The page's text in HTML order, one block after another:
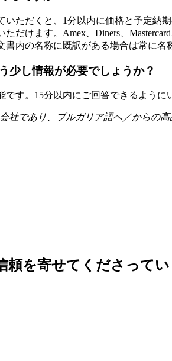
いただくと、1分以内に価格と予定納
だけます。Amex、Diners、
内の名称に既訳がある場合は常に名
少し情報が必要でしょうか？
です。15分以内にご回答できるように
社であり、ブルガリア語へ／からの
頼を寄せてくださってい